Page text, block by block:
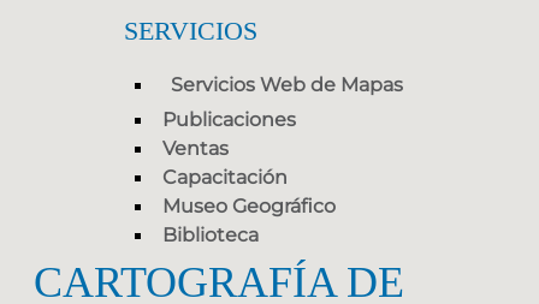
SERVICIOS
Servicios Web de Mapas
Publicaciones
Ventas
Capacitación
Museo Geográfico
Biblioteca
CARTOGRAFÍA DE